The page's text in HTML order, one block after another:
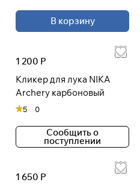
В корзину
1 200 Р
Кликер для лука NIKA
Archery карбоновый
5 0
Сообщить о
поступлении
1 650 Р